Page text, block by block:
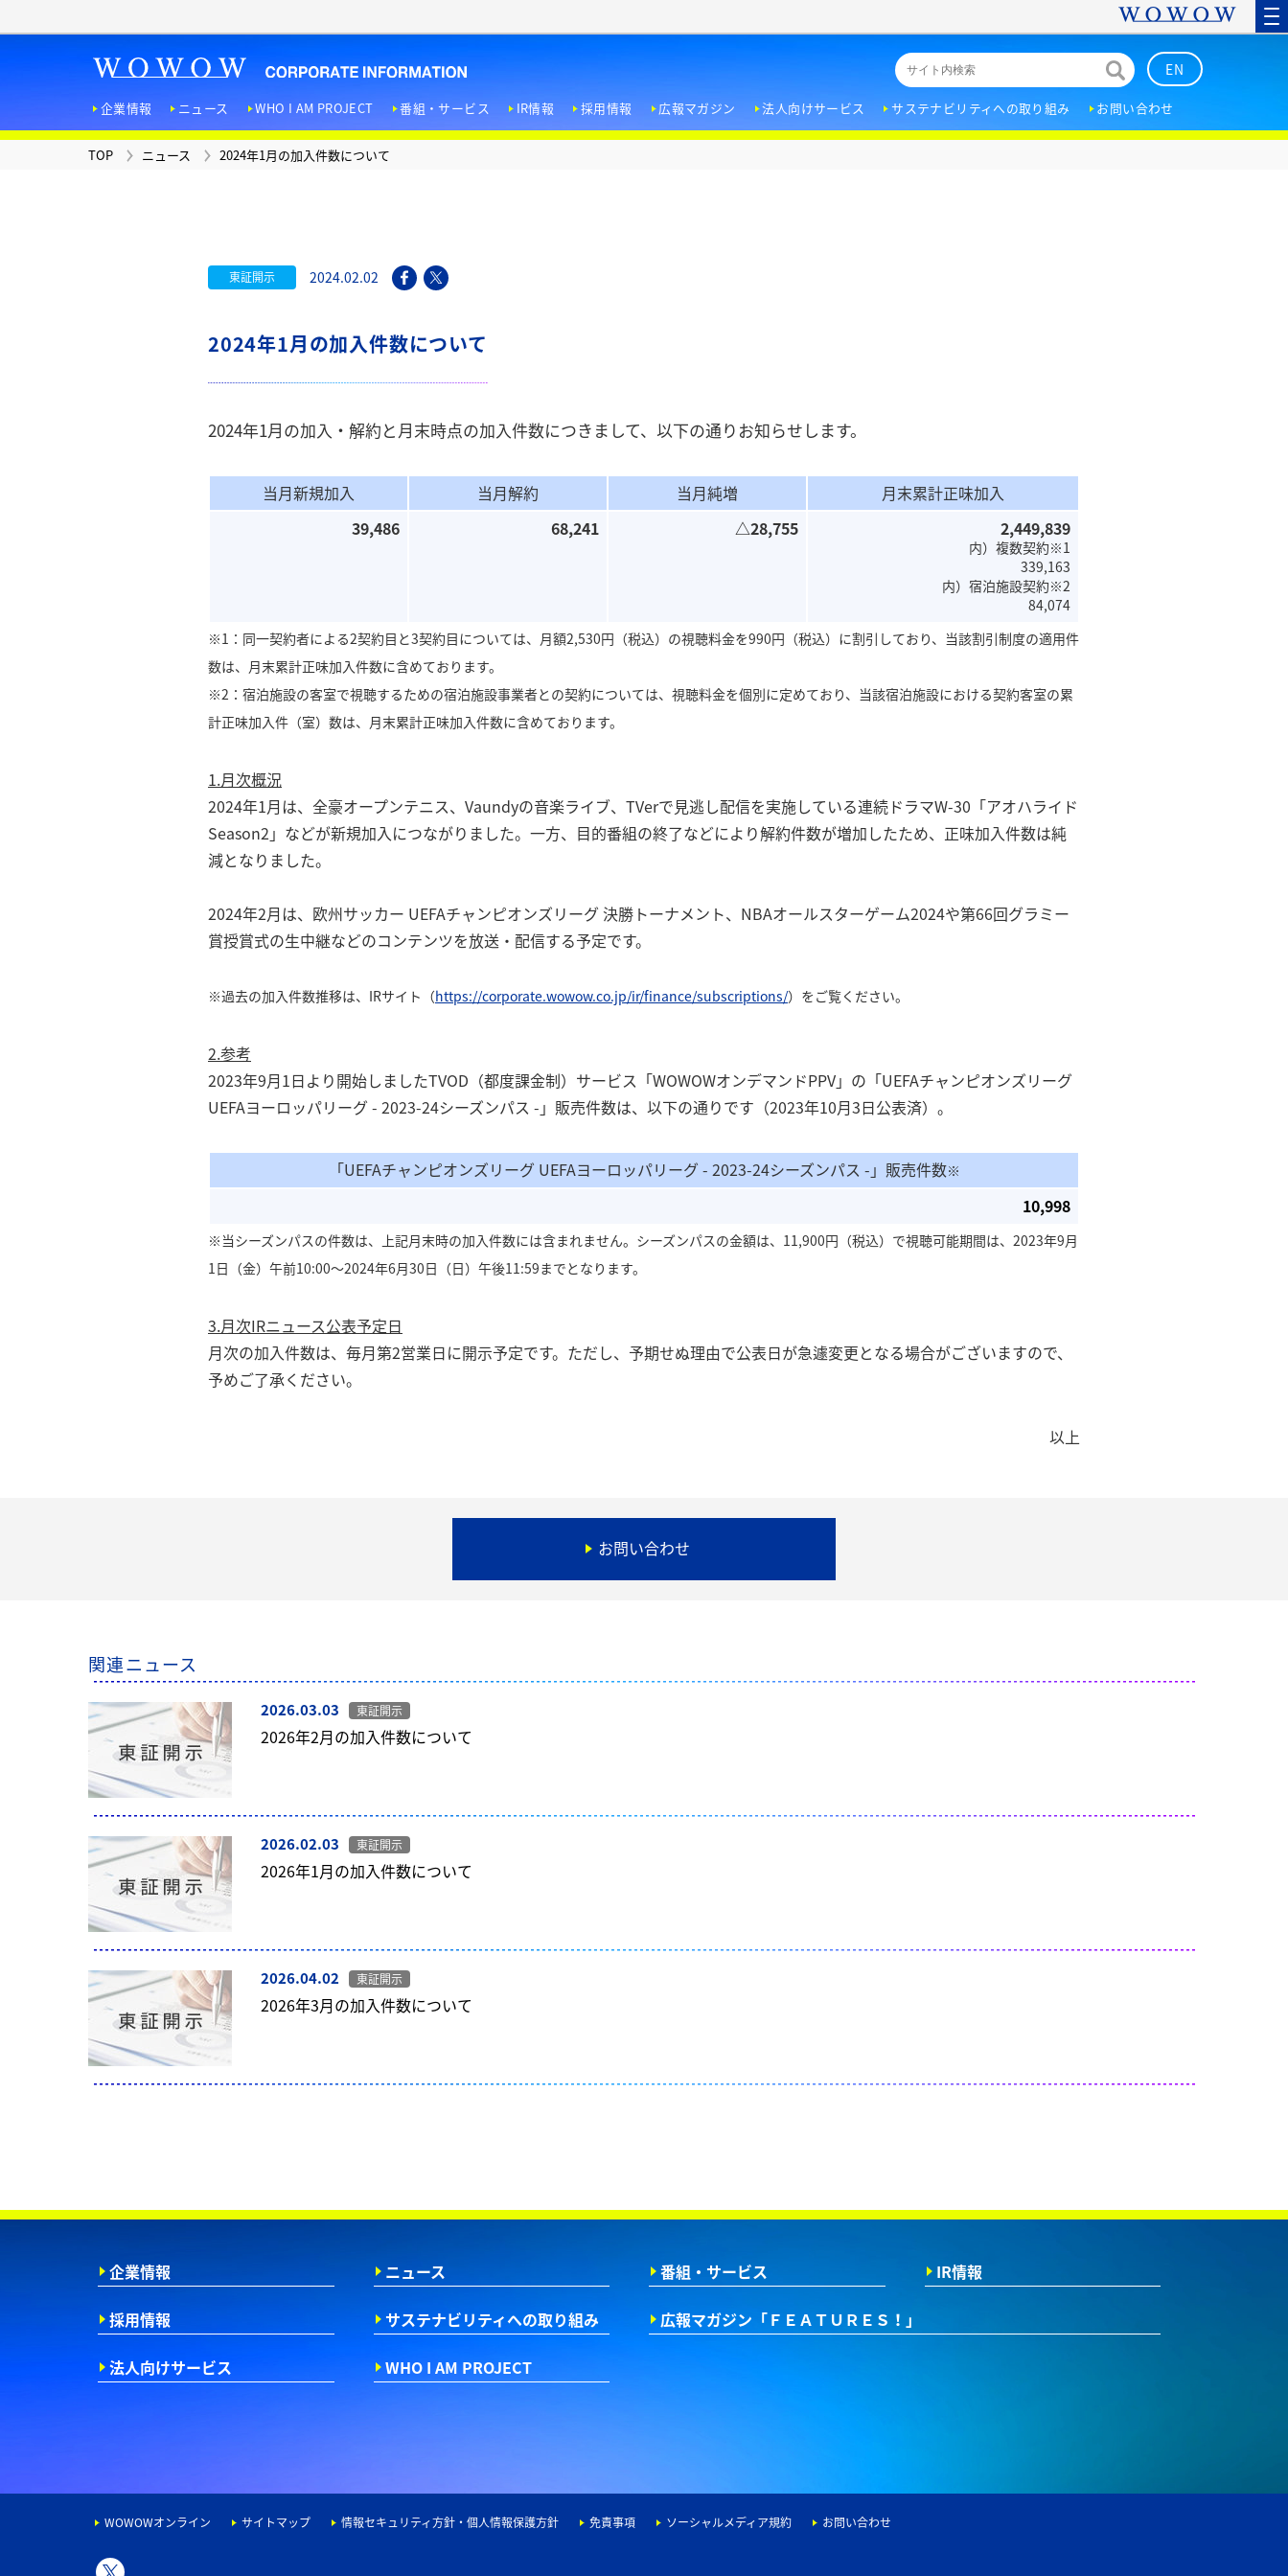
企業情報 ニュース WHO I AM PROJECT 番組・サービス IR情報 採用情報 広報マガジン 法人向けサービス サステナビリティへの取り組み お問い合わせ
EN
TOP
役員紹介
企業理念 / パーパス / ビジョン
沿革
夢中のトビラボ
＜アーカイブ＞30周年サイト
ニュース
WHO I AM PROJECT
WOWOW FILMS
受賞歴
＜IR資料室＞
IRカレンダー
＜その他IR関連情報＞
キャリア採用
DEI
環境への取り組み
お問い合わせ
広報マガジン
TOP ニュース 2024年1月の加入件数について
東証開示 2024.02.02
2024年1月の加入件数について
2024年1月の加入・解約と月末時点の加入件数につきまして、以下の通りお知らせします。
当月新規加入 当月解約 当月純増
月末累計正味加入
39,486
68,241 △28,755 2,449,839
内）複数契約※1
339,163
内）宿泊施設契約※2
84,074
※1：同一契約者による2契約目と3契約目については、月額2,530円（税込）の視聴料金を990円（税込）に割引しており、当該割引制度の適用件
数は、月末累計正味加入件数に含めております。
※2：宿泊施設の客室で視聴するための宿泊施設事業者との契約については、視聴料金を個別に定めており、当該宿泊施設における契約客室の累
計正味加入件（室）数は、月末累計正味加入件数に含めております。
1.月次概況
2024年1月は、全豪オープンテニス、Vaundyの音楽ライブ、TVerで見逃し配信を実施している連続ドラマW-30「アオハライド
Season2」などが新規加入につながりました。一方、目的番組の終了などにより解約件数が増加したため、正味加入件数は純
減となりました。
2024年2月は、欧州サッカー UEFAチャンピオンズリーグ 決勝トーナメント、NBAオールスターゲーム2024や第66回グラミー
賞授賞式の生中継などのコンテンツを放送・配信する予定です。
※過去の加入件数推移は、IRサイト（https://corporate.wowow.co.jp/ir/finance/subscriptions/）をご覧ください。
2.参考
2023年9月1日より開始しましたTVOD（都度課金制）サービス「WOWOWオンデマンドPPV」の「UEFAチャンピオンズリーグ
UEFAヨーロッパリーグ - 2023-24シーズンパス -」販売件数は、以下の通りです（2023年10月3日公表済）。
「UEFAチャンピオンズリーグ UEFAヨーロッパリーグ - 2023-24シーズンパス -」販売件数※
10,998
※当シーズンパスの件数は、上記月末時の加入件数には含まれません。シーズンパスの金額は、11,900円（税込）で視聴可能期間は、2023年9⽉
1⽇（⾦）午前10:00〜2024年6⽉30⽇（⽇）午後11:59までとなります。
3.月次IRニュース公表予定日
月次の加入件数は、毎月第2営業日に開示予定です。ただし、予期せぬ理由で公表日が急遽変更となる場合がございますので、
予めご了承ください。
以上
お問い合わせ
関連ニュース
2026.03.03 東証開示
2026年2月の加入件数について
2026.02.03 東証開示
2026年1月の加入件数について
2026.04.02 東証開示
2026年3月の加入件数について
企業情報 ニュース 番組・サービス IR情報
採用情報 サステナビリティへの取り組み 広報マガジン 「ＦＥＡＴＵＲＥＳ！」
法人向けサービス WHO I AM PROJECT
WOWOWオンライン サイトマップ 情報セキュリティ方針・個人情報保護方針 免責事項 ソーシャルメディア規約 お問い合わせ